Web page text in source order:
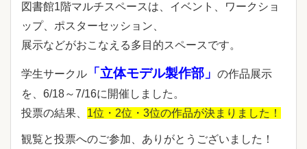
図書館1階マルチスペースは、イベント、ワークショ
ップ、ポスターセッション、
展示などがおこなえる多目的スペースです。
学生サークル 「立体モデル製作部」 の作品展示
を、6/18～7/16に開催しました。
投票の結果、 1位・2位・3位の作品が決まりました ！
観覧と投票へのご参加、ありがとうございました！